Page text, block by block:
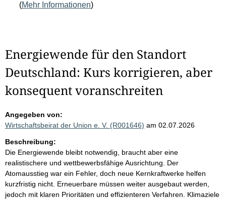
(Mehr Informationen)
Energiewende für den Standort
Deutschland: Kurs korrigieren, aber
konsequent voranschreiten
Angegeben von:
Wirtschaftsbeirat der Union e. V. (R001646) am 02.07.2026
Beschreibung:
Die Energiewende bleibt notwendig, braucht aber eine
realistischere und wettbewerbsfähige Ausrichtung. Der
Atomausstieg war ein Fehler, doch neue Kernkraftwerke helfen
kurzfristig nicht. Erneuerbare müssen weiter ausgebaut werden,
jedoch mit klaren Prioritäten und effizienteren Verfahren. Klimaziele